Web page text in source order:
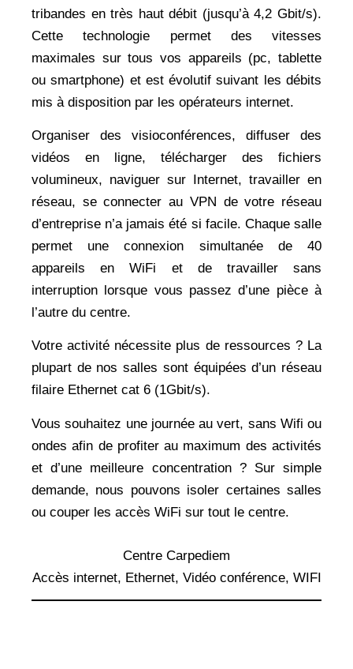
tribandes en très haut débit (jusqu’à 4,2 Gbit/s).
Cette technologie permet des vitesses
maximales sur tous vos appareils (pc, tablette
ou smartphone) et est évolutif suivant les débits
mis à disposition par les opérateurs internet.
Organiser des visioconférences, diffuser des
vidéos en ligne, télécharger des fichiers
volumineux, naviguer sur Internet, travailler en
réseau, se connecter au VPN de votre réseau
d’entreprise n’a jamais été si facile. Chaque salle
permet une connexion simultanée de 40
appareils en WiFi et de travailler sans
interruption lorsque vous passez d’une pièce à
l’autre du centre.
Votre activité nécessite plus de ressources ? La
plupart de nos salles sont équipées d’un réseau
filaire Ethernet cat 6 (1Gbit/s).
Vous souhaitez une journée au vert, sans Wifi ou
ondes afin de profiter au maximum des activités
et d’une meilleure concentration ? Sur simple
demande, nous pouvons isoler certaines salles
ou couper les accès WiFi sur tout le centre.
Centre Carpediem
Accès internet, Ethernet, Vidéo conférence, WIFI